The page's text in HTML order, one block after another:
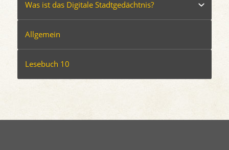
Was ist das Digitale Stadtgedächtnis?
Allgemein
Lesebuch 10